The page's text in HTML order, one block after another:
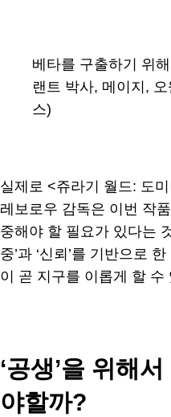
베타를 구출하기 위
랜트 박사, 메이지,
스)
실제로 <쥬라기 월드: 도
레보로우 감독은 이번 작
중해야 할 필요가 있다는
중’과 ‘신뢰’를 기반으로
이 곧 지구를 이롭게 할 수
‘공생’을 위해
야할까?